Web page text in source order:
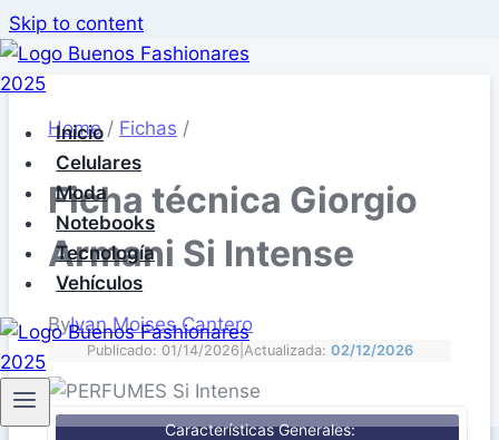
Skip to content
Inicio
Celulares
Moda
Notebooks
Tecnología
Vehículos
Home / Fichas /
Ficha técnica Giorgio
Armani Si Intense
ByIvan Moises Cantero
Publicado: 01/14/2026 Actualizada: 02/12/2026
Características Generales: